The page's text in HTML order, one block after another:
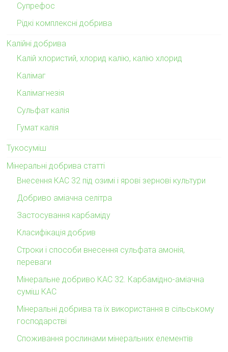
Супрефос
Рідкі комплексні добрива
Калійні добрива
Калій хлористий, хлорид калію, калію хлорид
Калімаг
Калімагнезія
Сульфат калія
Гумат калія
Тукосуміш
Мінеральні добрива статті
Внесення КАС 32 під озимі і ярові зернові культури
Добриво аміачна селітра
Застосування карбаміду
Класифікація добрив
Строки і способи внесення сульфата амонія,
переваги
Мінеральне добриво КАС 32. Карбамідно-аміачна
суміш КАС
Мінеральні добрива та їх використання в сільському
господарстві
Споживання рослинами мінеральних елементів